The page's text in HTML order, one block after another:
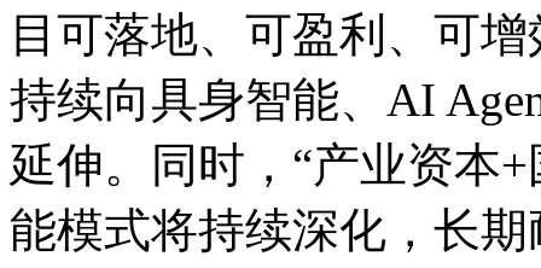
目可落地、可盈利、可
持续向具身智能、AI
延伸。同时，“产业资本
能模式将持续深化，长